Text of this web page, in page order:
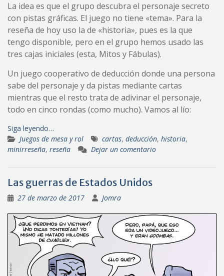
La idea es que el grupo descubra el personaje secreto
con pistas gráficas. El juego no tiene «tema». Para la
reseña de hoy uso la de «historia», pues es la que
tengo disponible, pero en el grupo hemos usado las
tres cajas iniciales (esta, Mitos y Fábulas).
Un juego cooperativo de deducción donde una persona
sabe del personaje y da pistas mediante cartas
mientras que el resto trata de adivinar el personaje,
todo en cinco rondas (como mucho). Vamos al lío:
Siga leyendo…
Juegos de mesa y rol
cartas, deducción, historia,
minirreseña, reseña Dejar un comentario
Las guerras de Estados Unidos
27 de marzo de 2017 Jomra